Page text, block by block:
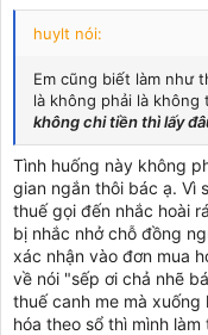
huylt nói:
Em cũng biết làm như
là không phải là không
không chi tiền thì lấy
Tình huống này không
gian ngắn thôi bác ạ. Vì
thuế gọi đến nhắc hoài
bị nhắc nhở chỗ đồng
xác nhận vào đơn mua
về nói "sếp ơi chả nhẽ
thuế canh me mà
hóa theo sổ thì mình